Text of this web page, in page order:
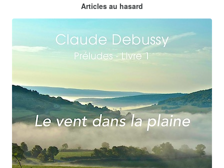
Articles au hasard